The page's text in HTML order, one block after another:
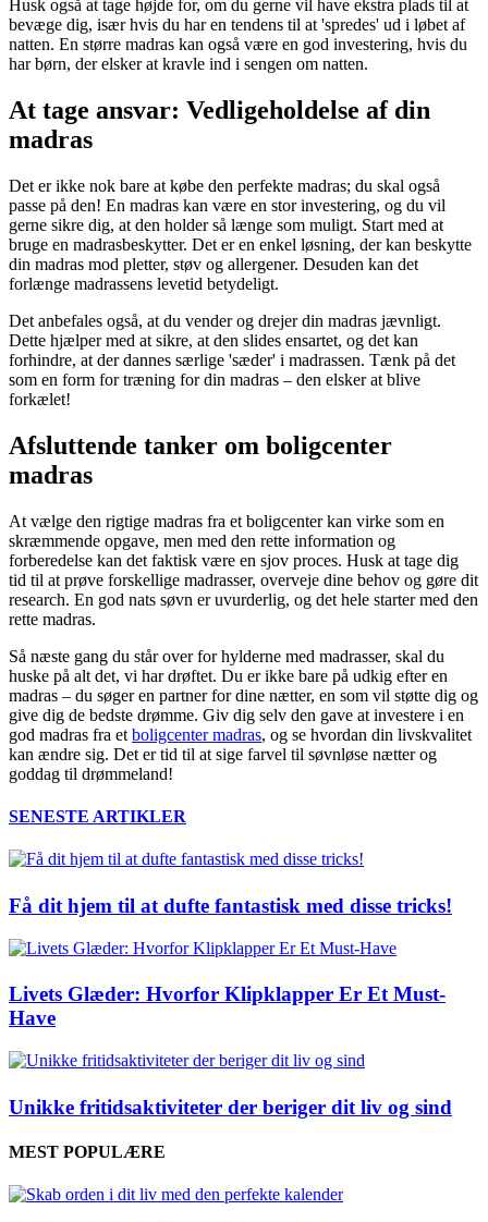
Husk også at tage højde for, om du gerne vil have ekstra plads til at
bevæge dig, især hvis du har en tendens til at 'spredes' ud i løbet af
natten. En større madras kan også være en god investering, hvis du
har børn, der elsker at kravle ind i sengen om natten.
At tage ansvar: Vedligeholdelse af din
madras
Det er ikke nok bare at købe den perfekte madras; du skal også
passe på den! En madras kan være en stor investering, og du vil
gerne sikre dig, at den holder så længe som muligt. Start med at
bruge en madrasbeskytter. Det er en enkel løsning, der kan beskytte
din madras mod pletter, støv og allergener. Desuden kan det
forlænge madrassens levetid betydeligt.
Det anbefales også, at du vender og drejer din madras jævnligt.
Dette hjælper med at sikre, at den slides ensartet, og det kan
forhindre, at der dannes særlige 'sæder' i madrassen. Tænk på det
som en form for træning for din madras – den elsker at blive
forkælet!
Afsluttende tanker om boligcenter
madras
At vælge den rigtige madras fra et boligcenter kan virke som en
skræmmende opgave, men med den rette information og
forberedelse kan det faktisk være en sjov proces. Husk at tage dig
tid til at prøve forskellige madrasser, overveje dine behov og gøre dit
research. En god nats søvn er uvurderlig, og det hele starter med den
rette madras.
Så næste gang du står over for hylderne med madrasser, skal du
huske på alt det, vi har drøftet. Du er ikke bare på udkig efter en
madras – du søger en partner for dine nætter, en som vil støtte dig og
give dig de bedste drømme. Giv dig selv den gave at investere i en
god madras fra et boligcenter madras, og se hvordan din livskvalitet
kan ændre sig. Det er tid til at sige farvel til søvnløse nætter og
goddag til drømmeland!
SENESTE ARTIKLER
Få dit hjem til at dufte fantastisk med disse tricks!
Livets Glæder: Hvorfor Klipklapper Er Et Must-
Have
Unikke fritidsaktiviteter der beriger dit liv og sind
MEST POPULÆRE